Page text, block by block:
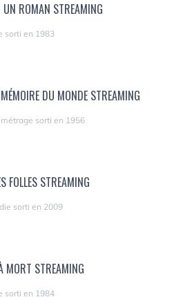
UN ROMAN STREAMING
sorti en 1983
DU MONDE STREAMING
sorti en 1956
FOLLES STREAMING
sorti en 2009
MORT STREAMING
sorti en 1984